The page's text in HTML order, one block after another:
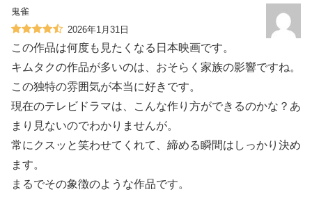
鬼雀
2026年1月31日
この作品は何度も見たくなる日本映画です。
キムタクの作品が多いのは、おそらく家族の影響ですね。
この独特の雰囲気が本当に好きです。
現在のテレビドラマは、こんな作り方ができるのかな？あ
まり見ないのでわかりませんが。
常にクスッと笑わせてくれて、締める瞬間はしっかり決め
ます。
まるでその象徴のような作品です。